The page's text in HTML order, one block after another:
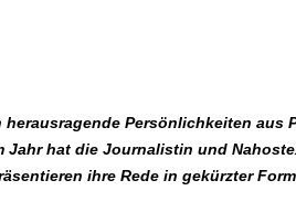
Persönlichkeiten aus
hat die Journalistin und
ihre Rede in gekürzter